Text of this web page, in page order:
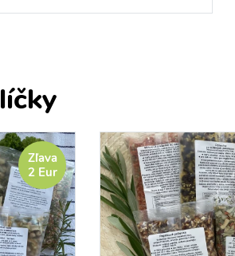
Zľava
2 Eur